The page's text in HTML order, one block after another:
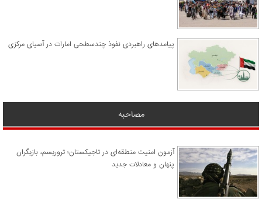
پیامدهای راهبردی نفوذ چندسطحی امارات در آسیای مرکزی
مصاحبه
آزمون امنیت منطقه‌ای در تاجیکستان؛ تروریسم، بازیگران
پنهان و معادلات جدید